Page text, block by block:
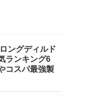
ングディルド
ランキング6
コスパ最強製